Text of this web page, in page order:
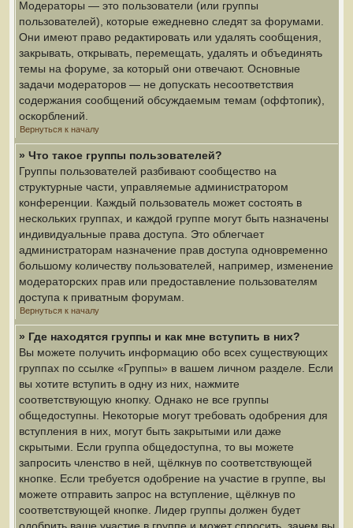
Модераторы — это пользователи (или группы
пользователей), которые ежедневно следят за форумами.
Они имеют право редактировать или удалять сообщения,
закрывать, открывать, перемещать, удалять и объединять
темы на форуме, за который они отвечают. Основные
задачи модераторов — не допускать несоответствия
содержания сообщений обсуждаемым темам (оффтопик),
оскорблений.
Вернуться к началу
» Что такое группы пользователей?
Группы пользователей разбивают сообщество на
структурные части, управляемые администратором
конференции. Каждый пользователь может состоять в
нескольких группах, и каждой группе могут быть назначены
индивидуальные права доступа. Это облегчает
администраторам назначение прав доступа одновременно
большому количеству пользователей, например, изменение
модераторских прав или предоставление пользователям
доступа к приватным форумам.
Вернуться к началу
» Где находятся группы и как мне вступить в них?
Вы можете получить информацию обо всех существующих
группах по ссылке «Группы» в вашем личном разделе. Если
вы хотите вступить в одну из них, нажмите
соответствующую кнопку. Однако не все группы
общедоступны. Некоторые могут требовать одобрения для
вступления в них, могут быть закрытыми или даже
скрытыми. Если группа общедоступна, то вы можете
запросить членство в ней, щёлкнув по соответствующей
кнопке. Если требуется одобрение на участие в группе, вы
можете отправить запрос на вступление, щёлкнув по
соответствующей кнопке. Лидер группы должен будет